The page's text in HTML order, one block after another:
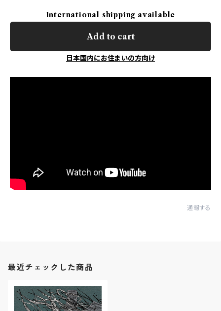
International shipping available
Add to cart
日本国内にお住まいの方向け
通報する
最近チェックした商品